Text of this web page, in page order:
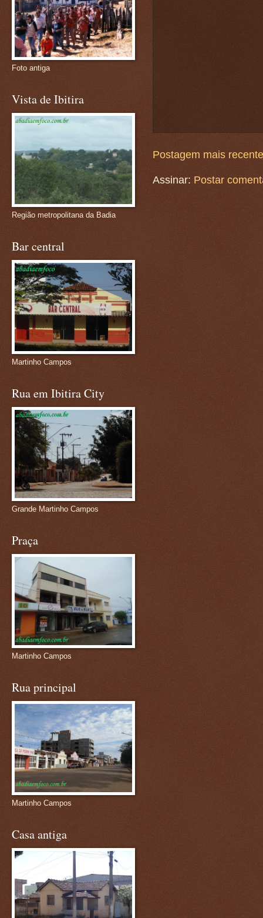
Postagem mais recente
Assinar: Postar
Foto antiga
Vista de Ibitira
Região metropolitana da Badia
Bar central
Martinho Campos
Rua em Ibitira City
Grande Martinho Campos
Praça
Martinho Campos
Rua principal
Martinho Campos
Casa antiga